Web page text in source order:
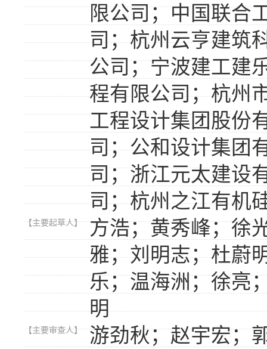
限公司；中国联合
司；杭州云亨建筑
公司；宁波建工建
程有限公司；杭州
工程设计集团股份
司；公和设计集团
司；浙江元太建设
司；杭州之江有机
【主要起草人】
方浩；黄秀峰；徐
雅；刘明志；杜蔚
乐；温海洲；徐亮
明
【主要审查人】 游劲秋；赵宇宏；